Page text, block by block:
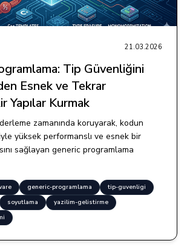
21.03.2026
Tip Güvenliğini
Esnek ve Tekrar
Yapılar Kurmak
zamanında koruyarak, kodun
yüksek performanslı ve esnek bir
sağlayan generic programlama
generic-programlama
tip-guvenligi
soyutlama
yazilim-gelistirme